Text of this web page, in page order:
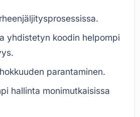
yhdistetyn koodin helpompi
parantaminen.
hallinta monimutkaisissa